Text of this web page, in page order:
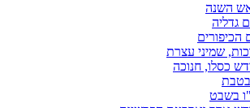
השנה
גדליה
הכיפורים
שמיני עצרת
כסלו, חנוכה
בטבת
בשבט